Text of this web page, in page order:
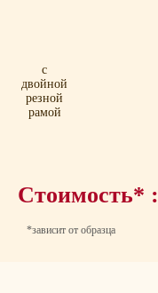
с
двойной
резной
рамой
Стоимость* :
*зависит от образца